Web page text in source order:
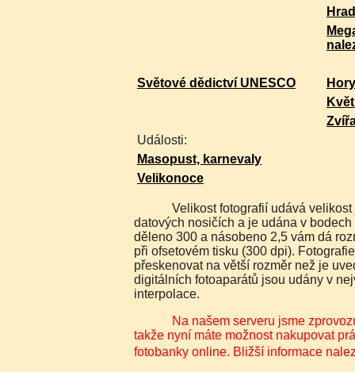
Světové dědictví UNESCO
Hory
Události:
Masopust, karnevaly
Velikonoce
Velikost fotografií udává velikost jakou máme uloženu na
datových nosičích a je udána v
děleno 300 a násobeno 2,5 vám dá
při ofsetovém tisku (300 dpi).
přeskenovat na větší rozměr než je
digitálních fotoaparátů jsou udány v
interpolace.
Na našem serveru jsme zprovoznili elektronický obchod,
takže nyní máte možnost nakupovat
fotobanky online. Bližší informace